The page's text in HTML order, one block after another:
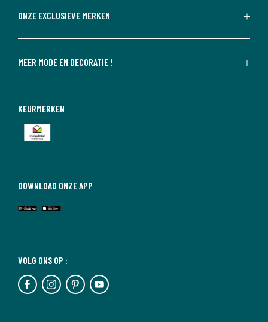
ONZE EXCLUSIEVE MERKEN
MEER MODE EN DECORATIE !
VOLG ONS OP :
DOWNLOAD ONZE APP
KEURMERKEN